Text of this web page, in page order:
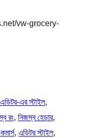
vw-grocery-
এর স্টাইল
রং, নিজস্ব হেডার
, এডিটর স্টাইল